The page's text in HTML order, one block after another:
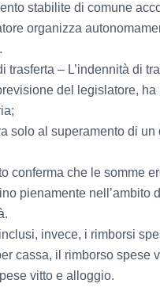
stabilite di comune
organizza
trasferta – L’indennità di
del legislatore, ha
solo al superamento di un
conferma che le somme
pienamente nell’ambito
invece, i rimborsi
cassa, il rimborso spese
vitto e alloggio.